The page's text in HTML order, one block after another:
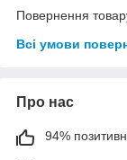
Повернення
Всі умови
Про нас
94%